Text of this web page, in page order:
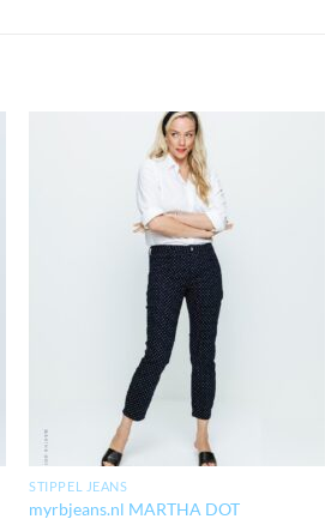
STIPPEL JEANS
myrbjeans.nl MARTHA DOT